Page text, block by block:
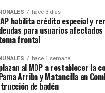
hace 3 días
habilita crédito especial y
para usuarios
frontal
hace 1 semana
al MOP a restablecer la
Arriba y Matancilla en
de badén